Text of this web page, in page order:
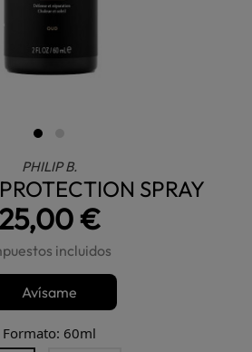
PHILIP B.
SPRAY
€
incluidos
Avísame
Formato: 60ml